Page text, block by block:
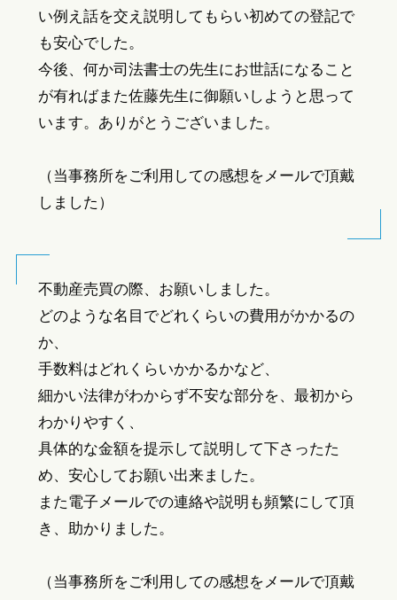
い例え話を交え説明してもらい初めての登記で
も安心でした。
今後、何か司法書士の先生にお世話になること
が有ればまた佐藤先生に御願いしようと思って
います。ありがとうございました。
（当事務所をご利用しての感想をメールで頂戴
しました）
不動産売買の際、お願いしました。
どのような名目でどれくらいの費用がかかるの
か、
手数料はどれくらいかかるかなど、
細かい法律がわからず不安な部分を、最初から
わかりやすく、
具体的な金額を提示して説明して下さったた
め、安心してお願い出来ました。
また電子メールでの連絡や説明も頻繁にして頂
き、助かりました。
（当事務所をご利用しての感想をメールで頂戴